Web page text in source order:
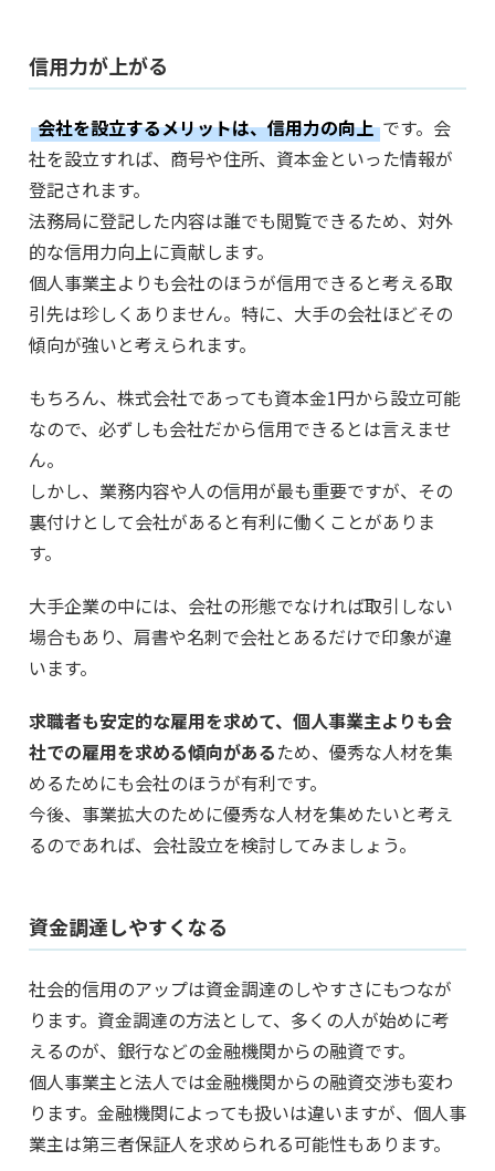
信用力が上がる
会社を設立するメリットは、信用力の向上 です。会
社を設立すれば、商号や住所、資本金といった情報が
登記されます。
法務局に登記した内容は誰でも閲覧できるため、対外
的な信用力向上に貢献します。
個人事業主よりも会社のほうが信用できると考える取
引先は珍しくありません。特に、大手の会社ほどその
傾向が強いと考えられます。
もちろん、株式会社であっても資本金1円から設立可能
なので、必ずしも会社だから信用できるとは言えませ
ん。
しかし、業務内容や人の信用が最も重要ですが、その
裏付けとして会社があると有利に働くことがありま
す。
大手企業の中には、会社の形態でなければ取引しない
場合もあり、肩書や名刺で会社とあるだけで印象が違
います。
求職者も安定的な雇用を求めて、個人事業主よりも会
社での雇用を求める傾向があるため、優秀な人材を集
めるためにも会社のほうが有利です。
今後、事業拡大のために優秀な人材を集めたいと考え
るのであれば、会社設立を検討してみましょう。
資金調達しやすくなる
社会的信用のアップは資金調達のしやすさにもつなが
ります。資金調達の方法として、多くの人が始めに考
えるのが、銀行などの金融機関からの融資です。
個人事業主と法人では金融機関からの融資交渉も変わ
ります。金融機関によっても扱いは違いますが、個人事
業主は第三者保証人を求められる可能性もあります。